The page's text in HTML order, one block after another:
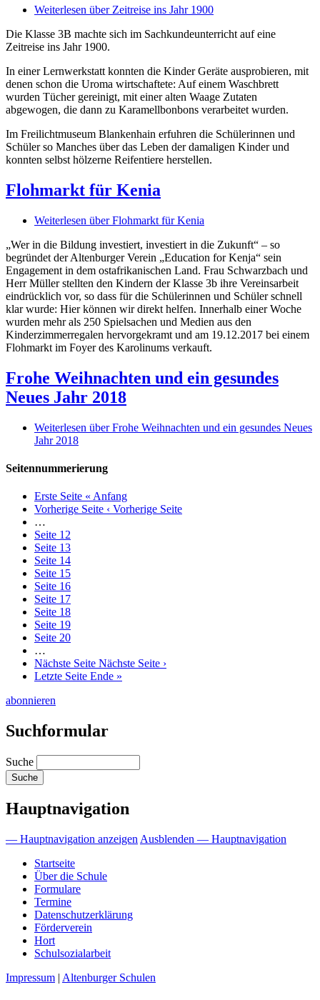
Weiterlesen über Zeitreise ins Jahr 1900
Die Klasse 3B machte sich im Sachkundeunterricht auf eine
Zeitreise ins Jahr 1900.
In einer Lernwerkstatt konnten die Kinder Geräte ausprobieren, mit
denen schon die Uroma wirtschaftete: Auf einem Waschbrett
wurden Tücher gereinigt, mit einer alten Waage Zutaten
abgewogen, die dann zu Karamellbonbons verarbeitet wurden.
Im Freilichtmuseum Blankenhain erfuhren die Schülerinnen und
Schüler so Manches über das Leben der damaligen Kinder und
konnten selbst hölzerne Reifentiere herstellen.
Flohmarkt für Kenia
Weiterlesen über Flohmarkt für Kenia
„Wer in die Bildung investiert, investiert in die Zukunft“ – so
begründet der Altenburger Verein „Education for Kenja“ sein
Engagement in dem ostafrikanischen Land. Frau Schwarzbach und
Herr Müller stellten den Kindern der Klasse 3b ihre Vereinsarbeit
eindrücklich vor, so dass für die Schülerinnen und Schüler schnell
klar wurde: Hier können wir direkt helfen. Innerhalb einer Woche
wurden mehr als 250 Spielsachen und Medien aus den
Kinderzimmerregalen hervorgekramt und am 19.12.2017 bei einem
Flohmarkt im Foyer des Karolinums verkauft.
Frohe Weihnachten und ein gesundes
Neues Jahr 2018
Weiterlesen über Frohe Weihnachten und ein gesundes Neues
Jahr 2018
Seitennummerierung
Erste Seite « Anfang
Vorherige Seite ‹ Vorherige Seite
…
Seite 12
Seite 13
Seite 14
Seite 15
Seite 16
Seite 17
Seite 18
Seite 19
Seite 20
…
Nächste Seite Nächste Seite ›
Letzte Seite Ende »
abonnieren
Suchformular
Suche
Hauptnavigation
— Hauptnavigation anzeigen Ausblenden — Hauptnavigation
Startseite
Über die Schule
Formulare
Termine
Datenschutzerklärung
Förderverein
Hort
Schulsozialarbeit
Impressum | Altenburger Schulen